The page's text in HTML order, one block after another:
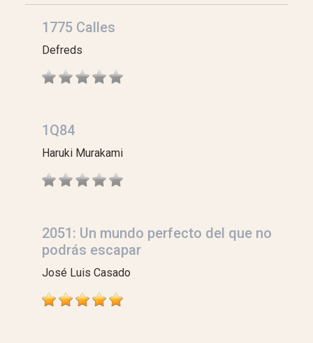
1775 Calles
Defreds
1Q84
Haruki Murakami
2051: Un mundo perfecto del que no
podrás escapar
José Luis Casado